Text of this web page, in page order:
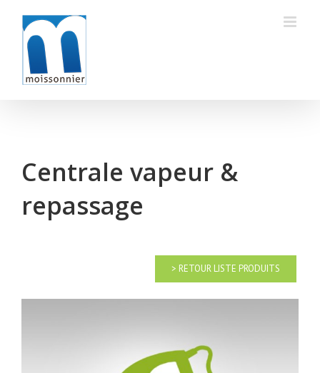
content
Centrale vapeur &
repassage
> RETOUR LISTE PRODUITS